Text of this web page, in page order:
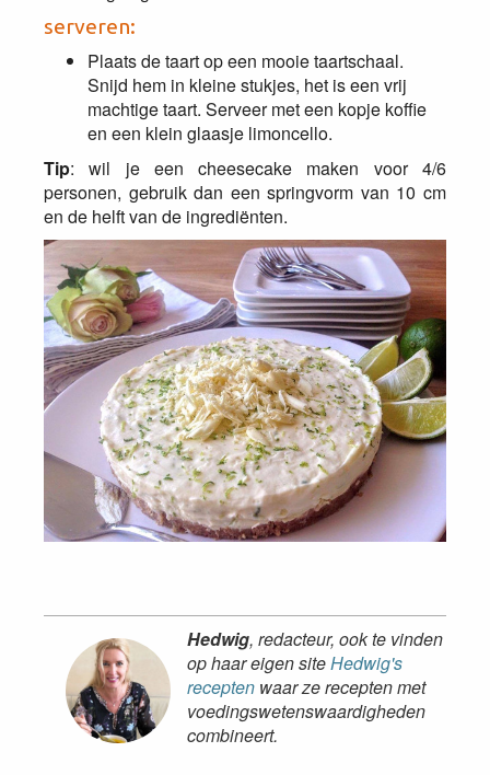
serveren:
Plaats de taart op een mooie taartschaal.
Snijd hem in kleine stukjes, het is een vrij
machtige taart. Serveer met een kopje koffie
en een klein glaasje limoncello.
Tip: wil je een cheesecake maken voor 4/6
personen, gebruik dan een springvorm van 10 cm
en de helft van de ingrediënten.
Hedwig, redacteur, ook te vinden
op haar eigen siteHedwig's
recepten waar ze recepten met
voedingswetenswaardigheden
combineert.